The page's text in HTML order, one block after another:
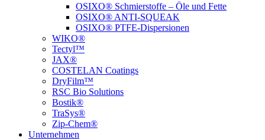
OSIXO® Schmierstoffe – Öle und Fette
OSIXO® ANTI-SQUEAK
OSIXO® PTFE-Dispersionen
WIKO®
Tectyl™
JAX®
COSTELAN Coatings
DryFilm™
RSC Bio Solutions
Bostik®
TraSys®
Zip-Chem®
Unternehmen